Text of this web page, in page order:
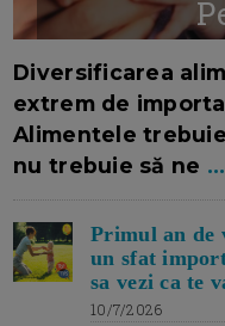
Diversificarea
extrem de
Alimentele
nu trebuie să ne ...
Primul an de
un sfat
sa vezi ca te
10/7/2026